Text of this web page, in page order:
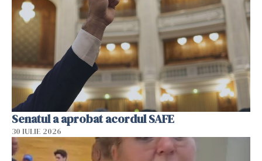
Senatul a aprobat acordul SAFE
30 IULIE 2026